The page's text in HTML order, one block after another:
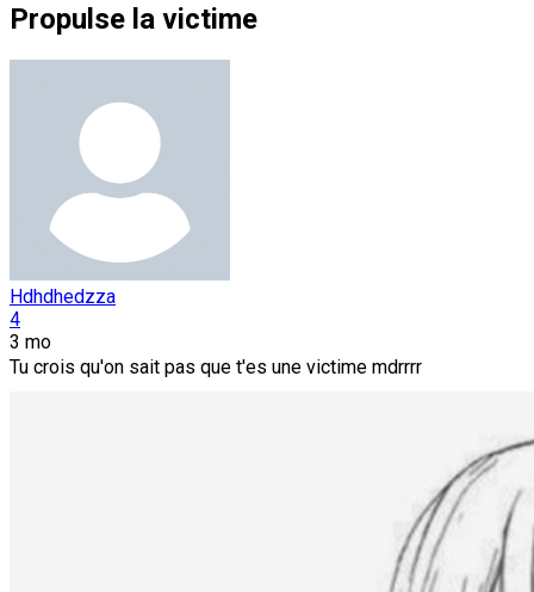
Propulse la victime
Hdhdhedzza
4
3 mo
Tu crois qu'on sait pas que t'es une victime mdrrrr